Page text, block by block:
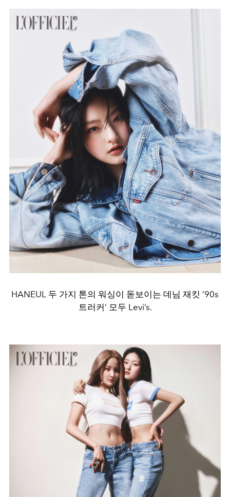
HANEUL 두 가지 톤의 워싱이 돋보이는 데님 재킷 ‘90s
트러커’ 모두 Levi’s.